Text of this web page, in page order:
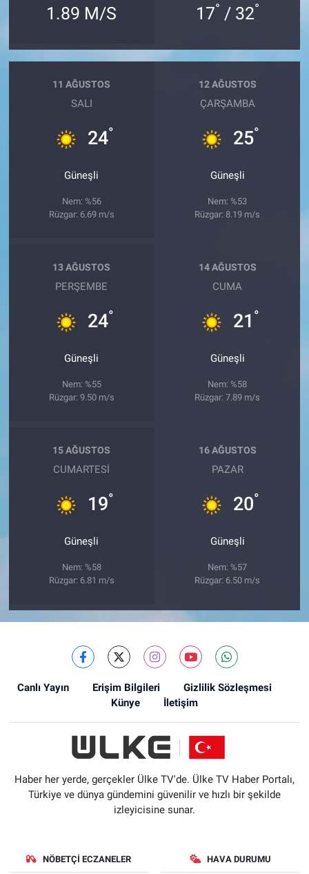
1.89 M/S 17° / 32°
11 AĞUSTOS
SALI
24°
Güneşli
Nem: %56
Rüzgar: 6.69 m/s
12 AĞUSTOS
ÇARŞAMBA
25°
Güneşli
Nem: %53
Rüzgar: 8.19 m/s
13 AĞUSTOS
PERŞEMBE
24°
Güneşli
Nem: %55
Rüzgar: 9.50 m/s
14 AĞUSTOS
CUMA
21 °
Güneşli
Nem: %58
Rüzgar: 7.89 m/s
15 AĞUSTOS
CUMARTESI
19°
Güneşli
Nem: %58
Rüzgar: 6.81 m/s
16 AĞUSTOS
PAZAR
20°
Güneşli
Nem: %57
Rüzgar: 6.50 m/s
Canlı Yayın Erişim Bilgileri
Gizlilik Sözleşmesi
Künye
İletişim
Haber her yerde, gerçekler Ülke TV'de. Ülke TV Haber Portalı,
Türkiye ve dünya gündemini güvenilir ve hızlı bir şekilde
izleyicisine sunar.
NÖBETÇI ECZANELER HAVA DURUMU